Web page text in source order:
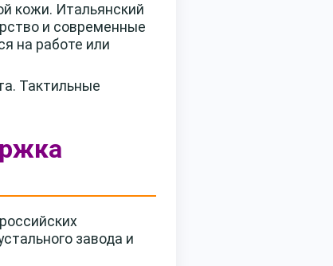
кожи. Итальянский
и современные
на работе или
Тактильные
завода и